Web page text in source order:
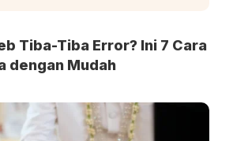
Tiba-Tiba Error? Ini 7 Cara
dengan Mudah